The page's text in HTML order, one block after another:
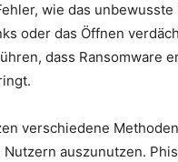
wie das unbewusste
oder das Öffnen
dass Ransomware
verschiedene
auszunutzen.